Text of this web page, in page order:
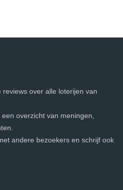
over alle loterijen van
overzicht van meningen,
andere bezoekers en schrijf ook